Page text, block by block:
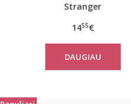
Stranger
1455€
DAUGIAU